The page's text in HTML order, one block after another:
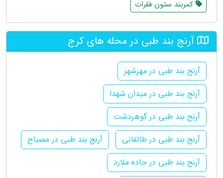
کمربند ستون فقرات
آرنج بند طبی در محله های کرج
آرنج بند طبی در مهرشهر
آرنج بند طبی در میدان شهدا
آرنج بند طبی در گوهردشت
آرنج بند طبی در طالقانی
آرنج بند طبی در مصباح
آرنج بند طبی در جاده ملارد